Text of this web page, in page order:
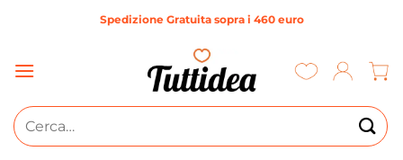
Spedizione Gratuita sopra i 460 euro
Cerca: